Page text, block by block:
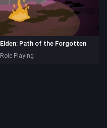
Elden: Path of the Forgotten
Role-Playing